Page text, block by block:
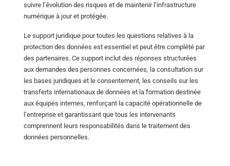
suivre l’évolution des risques et de maintenir l’infrastructure
numérique à jour et protégée.
Le support juridique pour toutes les questions relatives à la
protection des données est essentiel et peut être complété par
des partenaires. Ce support inclut des réponses structurées
aux demandes des personnes concernées, la consultation sur
les bases juridiques et le consentement, les conseils sur les
transferts internationaux de données et la formation destinée
aux équipes internes, renforçant la capacité opérationnelle de
l’entreprise et garantissant que tous les intervenants
comprennent leurs responsabilités dans le traitement des
données personnelles.